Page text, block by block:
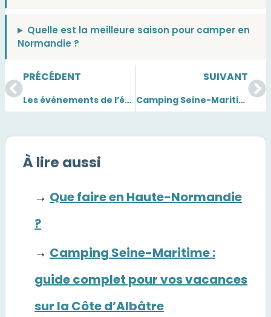
Quelle est la meilleure saison pour camper en
Normandie ?
PRÉCÉDENT
Les événements de l’été à ne pas manquer à Étretat !
SUIVANT
Camping Seine-Maritime : guide complet pour vos vacances sur la Côte d’Albâtre
À lire aussi
→ Que faire en Haute-Normandie
?
→ Camping Seine-Maritime :
guide complet pour vos vacances
sur la Côte d’Albâtre